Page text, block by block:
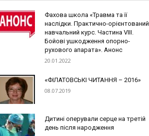
Фахова школа «Травма та її
наслідки. Практично-орієнтований
навчальний курс. Частина VІII.
Бойові ушкодження опорно-
рухового апарата». Анонс
20.01.2022
«ФІЛАТОВСЬКІ ЧИТАННЯ – 2016»
08.07.2019
Дитині оперували серце на третій
день після народження